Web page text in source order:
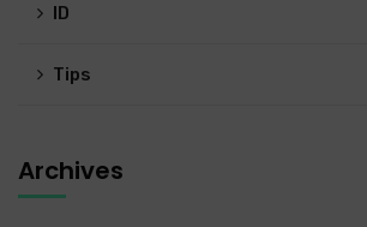
ID
Tips
Archives